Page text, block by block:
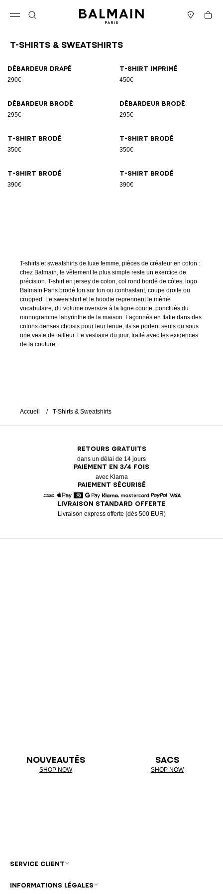
Panier
T-Shirts & Sweatshirts
Débardeur drapé
290€
T-shirt imprimé
450€
Débardeur brodé
295€
Débardeur brodé
295€
T-shirt brodé
350€
T-shirt brodé
350€
T-shirt brodé
390€
T-shirt brodé
390€
T-shirts et sweatshirts de luxe femme, pièces de créateur en coton :
chez Balmain, le vêtement le plus simple reste un exercice de
précision. T-shirt en jersey de coton, col rond bordé de côtes, logo
Balmain Paris brodé ton sur ton ou contrastant, coupe droite ou
cropped. Le sweatshirt et le hoodie reprennent le même
vocabulaire, du volume oversize à la ligne courte, ponctués du
monogramme labyrinthe de la maison. Façonnés en Italie dans des
cotons denses choisis pour leur tenue, ils se portent seuls ou sous
une veste de tailleur. Le vestiaire du jour, traité avec les exigences
de la couture.
Accueil T-Shirts & Sweatshirts
RETOURS GRATUITS
dans un délai de 14 jours
PAIEMENT EN 3/4 FOIS
avec Klarna
PAIEMENT SÉCURISÉ
American Express
Apple Pay
DinersGoogle Pay
Klarna MastercardPaypal
LIVRAISON STANDARD OFFERTE
Livraison express offerte (dès 500 EUR)
NOUVEAUTÉS
SHOP NOW
SACS
SHOP NOW
SERVICE CLIENT
INFORMATIONS LÉGALES